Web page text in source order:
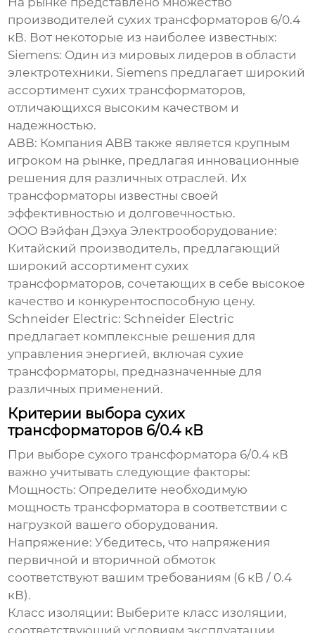
производителей сухих трансформаторов 6/0.4
кВ. Вот некоторые из наиболее известных:
Siemens: Один из мировых лидеров в области
электротехники. Siemens предлагает широкий
ассортимент сухих трансформаторов,
отличающихся высоким качеством и
надежностью.
ABB: Компания ABB также является крупным
игроком на рынке, предлагая инновационные
решения для различных отраслей. Их
трансформаторы известны своей
эффективностью и долговечностью.
ООО Вэйфан Дэхуа Электрооборудование:
Китайский производитель, предлагающий
широкий ассортимент сухих
трансформаторов, сочетающих в себе высокое
качество и конкурентоспособную цену.
Schneider Electric: Schneider Electric
предлагает комплексные решения для
управления энергией, включая сухие
трансформаторы, предназначенные для
различных применений.
Критерии выбора сухих
трансформаторов 6/0.4 кВ
При выборе сухого трансформатора 6/0.4 кВ
важно учитывать следующие факторы:
Мощность: Определите необходимую
мощность трансформатора в соответствии с
нагрузкой вашего оборудования.
Напряжение: Убедитесь, что напряжения
первичной и вторичной обмоток
соответствуют вашим требованиям (6 кВ / 0.4
кВ).
Класс изоляции: Выберите класс изоляции,